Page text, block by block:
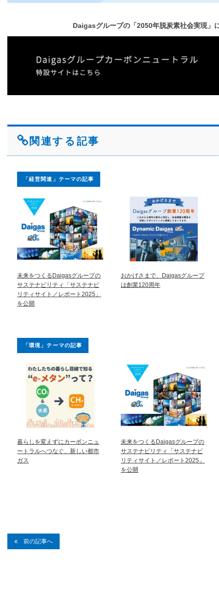
Daigasグループの「2050年脱炭素社会実現」
関連する記事
「経営関連」テーマの記事
未来をつくるDaigasグループの
サステナビリティ「サステナビ
リティサイト／レポート2025」
を公開
おかげさまで、Daigasグループ
は創業120周年
「環境」テーマの記事
暮らしを変えずにカーボンニュ
ートラルへつなぐ、新しい都市
ガス
未来をつくるDaigasグループの
サステナビリティ「サステナビ
リティサイト／レポート2025」
を公開
前の記事へ